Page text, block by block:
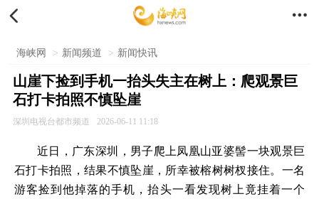
 
海峡网 > 新闻频道 > 新闻快讯
山崖下捡到手机一抬头失主在树上：爬观景巨
石打卡拍照不慎坠崖
深圳电视台都市频道 2026-06-11 11:18
近日，广东深圳，男子爬上凤凰山亚婆髻一块观景巨
石打卡拍照，结果不慎坠崖，所幸被榕树树杈接住。一名
游客捡到他掉落的手机，抬头一看发现树上竟挂着一个